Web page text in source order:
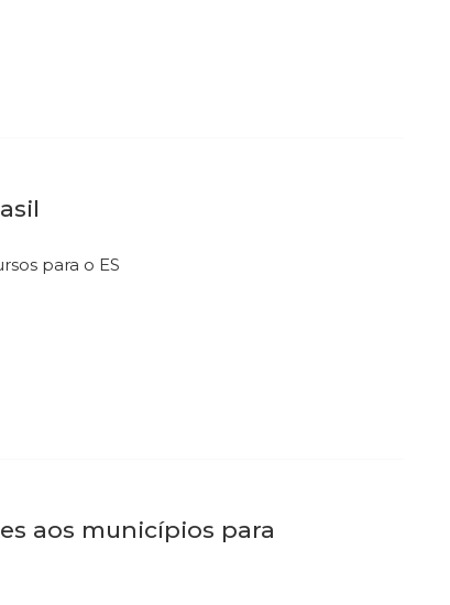
para o ES
aos municípios para